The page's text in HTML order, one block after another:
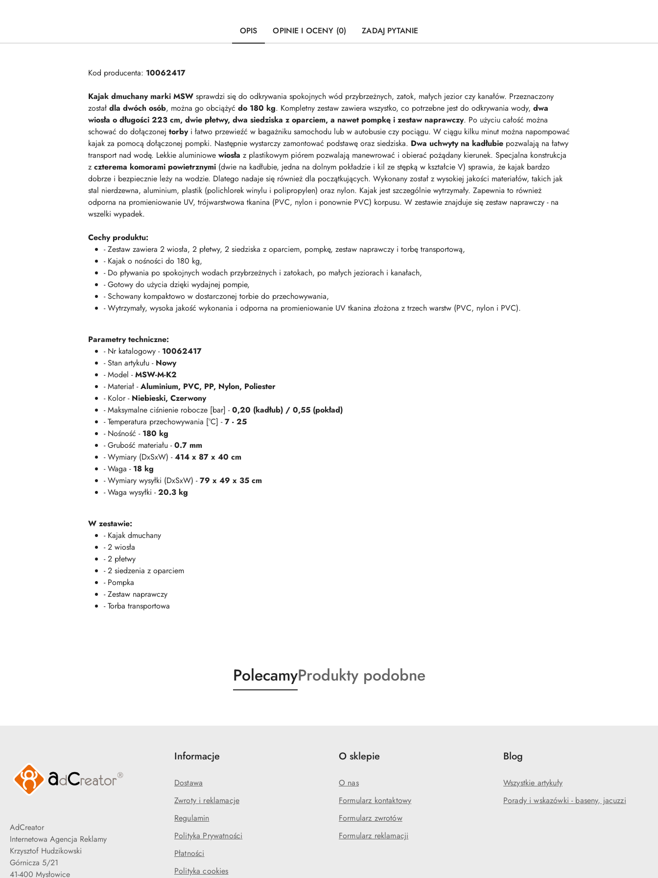
OPIS OPINIE I OCENY (0) ZADAJ PYTANIE
Kod producenta: 10062417
Kajak dmuchany marki MSW sprawdzi się do odkrywania spokojnych wód przybrzeżnych, zatok, małych jezior czy kanałów. Przeznaczony
został dla dwóch osób, można go obciążyć do 180 kg. Kompletny zestaw zawiera wszystko, co potrzebne jest do odkrywania wody, dwa
wiosła o długości 223 cm, dwie płetwy, dwa siedziska z oparciem, a nawet pompkę i zestaw naprawczy. Po użyciu całość można
schować do dołączonej torbyi łatwo przewieźć w bagażniku samochodu lub w autobusie czy pociągu. W ciągu kilku minut można napompować
kajak za pomocą dołączonej pompki. Następnie wystarczy zamontować podstawę oraz siedziska. Dwa uchwyty na kadłubie pozwalają na łatwy
transport nad wodę. Lekkie aluminiowe wiosła z plastikowym piórem pozwalają manewrować i obierać pożądany kierunek. Specjalna konstrukcja
z czterema komorami powietrznymi (dwie na kadłubie, jedna na dolnym pokładzie i kil ze stępką w kształcie V) sprawia, że kajak bardzo
dobrze i bezpiecznie leży na wodzie. Dlatego nadaje się również dla początkujących. Wykonany został z wysokiej jakości materiałów, takich jak
stal nierdzewna, aluminium, plastik (polichlorek winylu i polipropylen) oraz nylon. Kajak jest szczególnie wytrzymały. Zapewnia to również
odporna na promieniowanie UV, trójwarstwowa tkanina (PVC, nylon i ponownie PVC) korpusu. W zestawie znajduje się zestaw naprawczy - na
wszelki wypadek.
Cechy produktu:
- Zestaw zawiera 2 wiosła, 2 płetwy, 2 siedziska z oparciem, pompkę, zestaw naprawczy i torbę transportową,
- Kajak o nośności do 180 kg,
- Do pływania po spokojnych wodach przybrzeżnych i zatokach, po małych jeziorach i kanałach,
- Gotowy do użycia dzięki wydajnej pompie,
- Schowany kompaktowo w dostarczonej torbie do przechowywania,
- Wytrzymały, wysoka jakość wykonania i odporna na promieniowanie UV tkanina złożona z trzech warstw (PVC, nylon i PVC).
Parametry techniczne:
- Nr katalogowy - 10062417
- Stan artykułu - Nowy
- Model -MSW-M-K2
- Materiał -Aluminium, PVC, PP, Nylon, Poliester
- Kolor - Niebieski, Czerwony
- Maksymalne ciśnienie robocze [bar] -0,20 (kadłub) / 0,55 (pokład)
- Temperatura przechowywania [°C] -7 - 25
- Nośność - 180 kg
- Grubość materiału -0.7 mm
- Wymiary (DxSxW) -414 x 87 x 40 cm
- Waga - 18 kg
- Wymiary wysyłki (DxSxW) -79 x 49 x 35 cm
- Waga wysyłki -20.3 kg
W zestawie:
- Kajak dmuchany
- 2 wiosła
- 2 płetwy
- 2 siedzenia z oparciem
- Pompka
- Zestaw naprawczy
- Torba transportowa
Produkty
o
PolecamyProdukty
o
Produkty podobne
AdCreator
Internetowa Agencja Reklamy
Krzysztof Hudzikowski
Górnicza 5/21
41-400 Mysłowice
Informacje
Dostawa
Zwroty i reklamacje
Regulamin
Polityka Prywatności
Płatności
Polityka cookies
O sklepie
O nas
Formularz kontaktowy
Formularz zwrotów
Formularz reklamacji
Blog
Wszystkie artykuły
Porady i wskazówki - baseny, jacuzzi